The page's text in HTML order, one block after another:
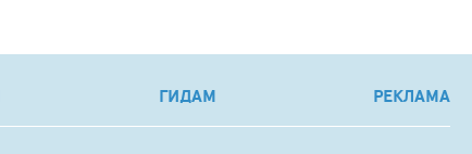
ГИДАМ РЕКЛАМА